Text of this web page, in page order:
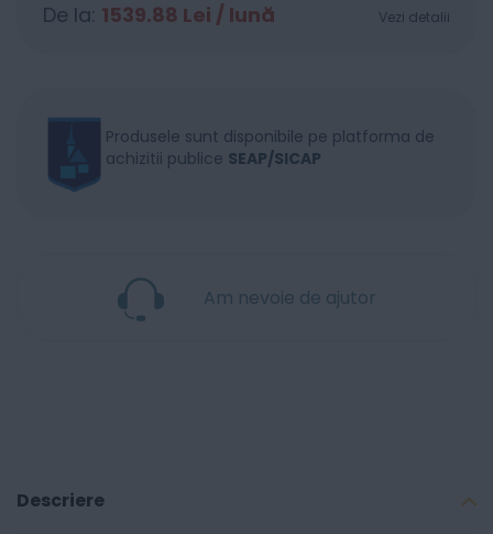
De la: 1539.88 Lei / lună Vezi detalii
Produsele sunt disponibile pe platforma de
achizitii publice SEAP/SICAP
Am nevoie de ajutor
Descriere